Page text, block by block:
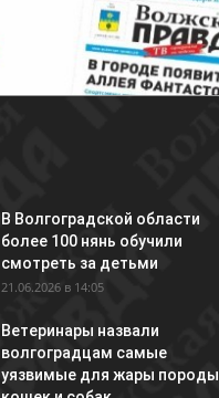
В Волгоградской области
более 100 нянь обучили
смотреть за детьми
21.06.2026 в 14:05
Ветеринары назвали
волгоградцам самые
уязвимые для жары породы